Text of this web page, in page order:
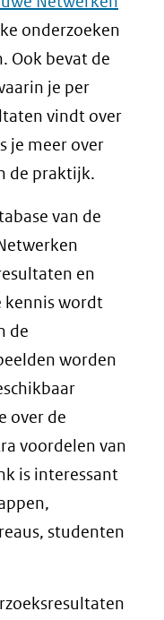
in
onderzoeken
Ook bevat de
je per
vindt over
je meer over
de praktijk.
van de
en
kennis wordt
de
worden
over de
voordelen van
is interessant
studenten